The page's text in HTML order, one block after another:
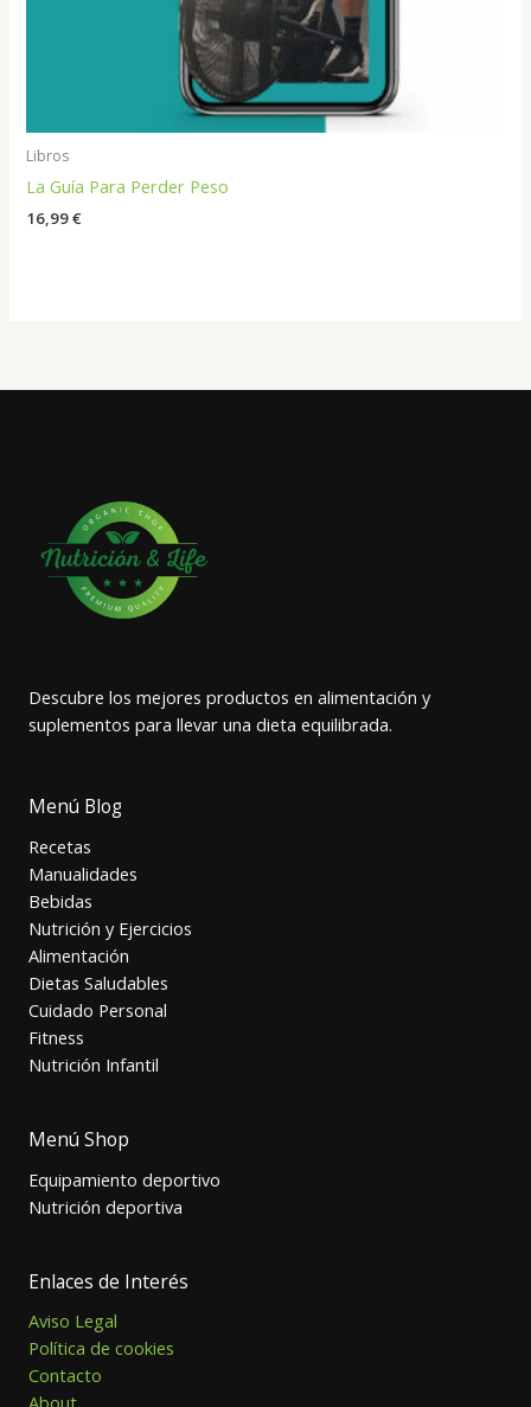
Libros
La Guía Para Perder Peso
16,99€
Descubre los mejores productos en alimentación y
suplementos para llevar una dieta equilibrada.
Menú Blog
Recetas
Manualidades
Bebidas
Nutrición y Ejercicios
Alimentación
Dietas Saludables
Cuidado Personal
Fitness
Nutrición Infantil
Menú Shop
Equipamiento deportivo
Nutrición deportiva
Enlaces de Interés
Aviso Legal
Política de cookies
Contacto